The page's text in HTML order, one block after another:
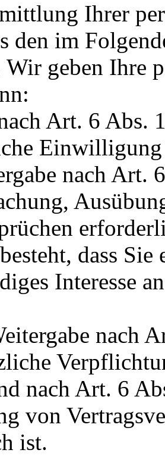
Ihrer
den im
geben Ihre
Art. 6 Abs.
nach
dass Sie
Interesse
nach
nach Art. 6
von
ist.